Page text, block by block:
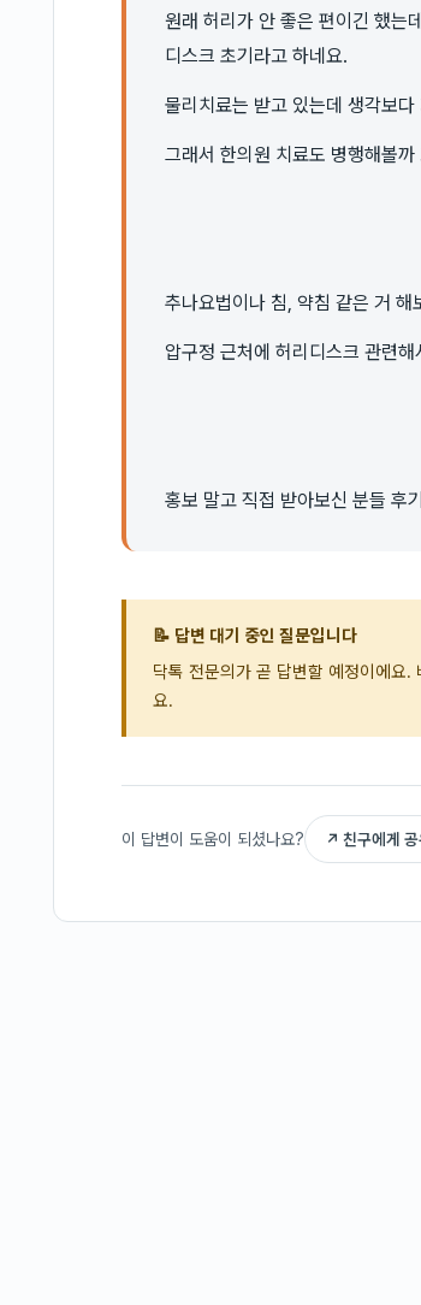
원래 허리가 안 좋은 편이긴 했는
디스크 초기라고 하네요.
물리치료는 받고 있는데 생각보
그래서 한의원 치료도 병행해볼까
추나요법이나 침, 약침 같은 거 해
압구정 근처에 허리디스크 관련
홍보 말고 직접 받아보신 분들 후
📝 답변 대기 중인 질문입니다
닥톡 전문의가 곧 답변할 예정이에요.
요.
이 답변이 도움이 되셨나요? ↗ 친구에게